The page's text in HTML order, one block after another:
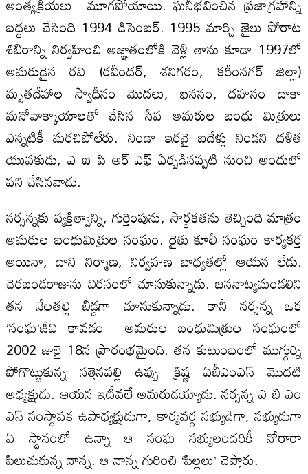
బద్దలు చేసింది 1994 డిసెంబర్‌. 1995 మార్చి జైలు పోరాట
శిబిరాన్ని నిర్వహించి అజ్ఞాతంలోకి వెళ్లి తాను కూడా 1997లో
అమరుడైన రవి (రవీందర్‌, శనిగరం, కరీంనగర్‌ జిల్లా)
మృతదేహాల స్వాధీనం మొదలు, ఖననం, దహనం దాకా
మనోవాక్కాయాలతో చేసిన సేవ అమరుల బంధు మిత్రులు
ఎన్నటికీ మరచిపోలేరు. నిండా ఇరవై ఐదేళ్లు నిండని దళిత
యువకుడు, ఎ ఐ పి ఆర్ ఎఫ్ ఏర్పడినప్పటి నుంచి అందులో
పని చేసినవాడు.
నర్సన్నకు వ్యక్తిత్వాన్ని, గుర్తింపును, సార్థకతను తెచ్చింది మాత్రం
అమరుల బంధుమిత్రుల సంఘం. రైతు కూలీ సంఘం కార్యకర్త
అయినా, దాని నిర్మాణ, నిర్వహణ బాధ్యతల్లో ఆయన లేడు.
చెరబండరాజును విరసంలో చూసుకున్నాడు. జననాట్యమండలిని
తన నేలతల్లి బిడ్డగా చూసుకున్నాడు. కానీ నర్సన్న ఒక
‘సంఘ’జీవి కావడం అమరుల బంధుమిత్రుల సంఘంలో
2002 జులై 18న ప్రారంభమైంది. తన కుటుంబంలో ముగ్గుర్ని
పోగొట్టుకున్న సత్తెనపల్లి ఉప్పు క్రిష్ణ ఏబీఎంఎస్‌ మొదటి
అధ్యక్షుడు. ఆయన ఇటీవలే అమరుడయ్యాడు. నర్సన్న ఎ బి ఎం
ఎస్ సంస్థాపక ఉపాధ్యక్షుడుగా, కార్యవర్గ సభ్యుడిగా, సభ్యుడుగా
ఏ స్థానంలో ఉన్నా ఆ సంఘ సభ్యులందరికీ నోరారా
పిలుచుకున్న నాన్న. ఆ నాన్న గురించి ‘పిల్లలు’ చెప్తారు.